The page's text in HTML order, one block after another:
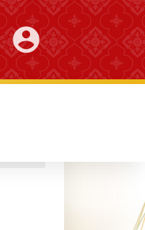
account_circle